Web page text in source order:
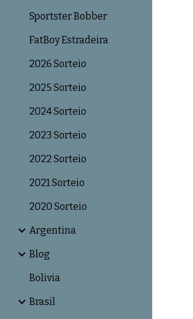
Sportster Bobber
FatBoy Estradeira
2026 Sorteio
2025 Sorteio
2024 Sorteio
2023 Sorteio
2022 Sorteio
2021 Sorteio
2020 Sorteio
Argentina
Blog
Bolivia
Brasil